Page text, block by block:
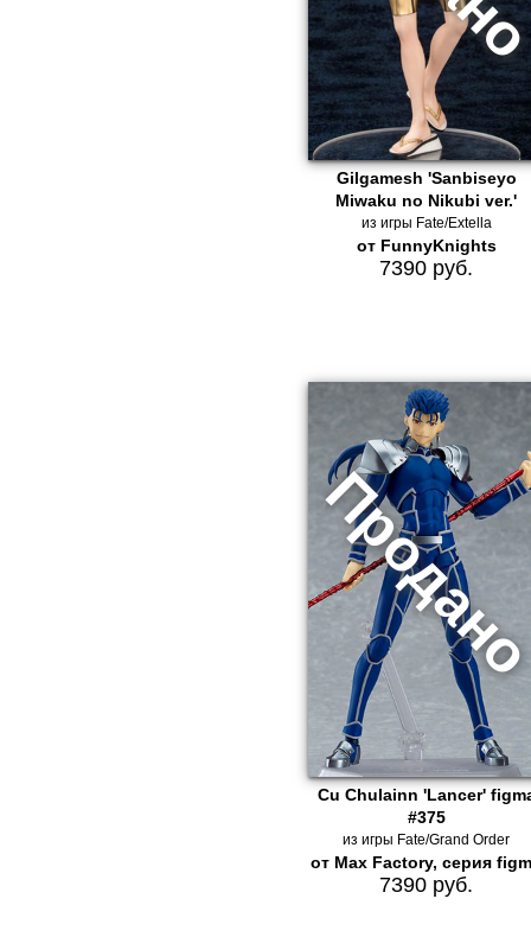
Gilgamesh 'Sanbiseyo
Miwaku no Nikubi ver.'
из игры Fate/Extella
от FunnyKnights
7390 руб.
Cu Chulainn 'Lancer'
#375
из игры Fate/Grand Order
от Max Factory, серия
7390 руб.